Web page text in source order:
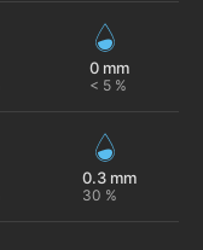
0 mm
< 5 %
0.3 mm
30 %